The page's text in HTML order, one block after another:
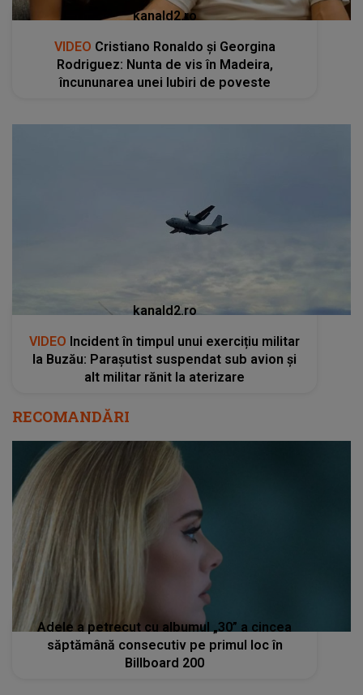
kanald2.ro
VIDEO Cristiano Ronaldo și Georgina
Rodriguez: Nunta de vis în Madeira,
încununarea unei Iubiri de poveste
kanald2.ro
VIDEO Incident în timpul unui exercițiu militar
la Buzău: Parașutist suspendat sub avion și
alt militar rănit la aterizare
RECOMANDĂRI
Adele a petrecut cu albumul „30” a cincea
săptămână consecutiv pe primul loc în
Billboard 200